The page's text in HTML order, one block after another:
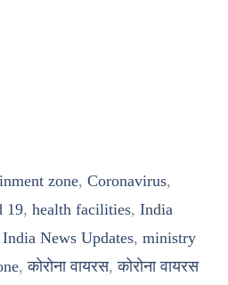
zone, Coronavirus,
19, health facilities, India
News Updates, ministry
,कोरोना वायरस,कोरोना वायरस